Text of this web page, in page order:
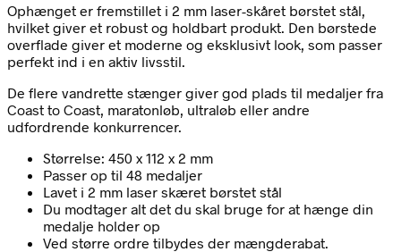
Ophænget er fremstillet i 2 mm laser-skåret børstet stål,
hvilket giver et robust og holdbart produkt. Den børstede
overflade giver et moderne og eksklusivt look, som passer
perfekt ind i en aktiv livsstil.
De flere vandrette stænger giver god plads til medaljer fra
Coast to Coast, maratonløb, ultraløb eller andre
udfordrende konkurrencer.
Størrelse: 450 x 112 x 2 mm
Passer op til 48 medaljer
Lavet i 2 mm laser skæret børstet stål
Du modtager alt det du skal bruge for at hænge din
medalje holder op
Ved større ordre tilbydes der mængderabat.